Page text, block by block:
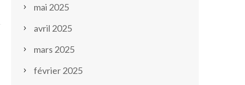
mai 2025
avril 2025
mars 2025
février 2025